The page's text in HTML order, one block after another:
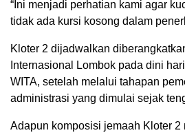
“Ini menjadi perhatian kami agar
tidak ada kursi kosong dalam
Kloter 2 dijadwalkan
Internasional Lombok pada dini
WITA, setelah melalui tahapan
administrasi yang dimulai sejak
Adapun komposisi jemaah Kloter 2